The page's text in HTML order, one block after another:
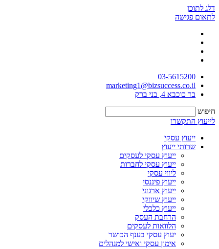
דלג לתוכן
לתאום פגישה
03-5615200
marketing1@bizsuccess.co.il
בר כוכבא 4, בני ברק
חיפוש
לייעוץ התקשרו
ייעוץ עסקי
שרותי ייעוץ
ייעוץ עסקי לעסקים
ייעוץ עסקי לחברות
ליווי עסקי
ייעוץ פיננסי
ייעוץ ארגוני
ייעוץ שיווקי
ייעוץ כלכלי
הרחבת העסק​
הלוואות לעסקים​
יעוץ עסקי בענף הכושר
אימון עסקי ואישי למנהלים